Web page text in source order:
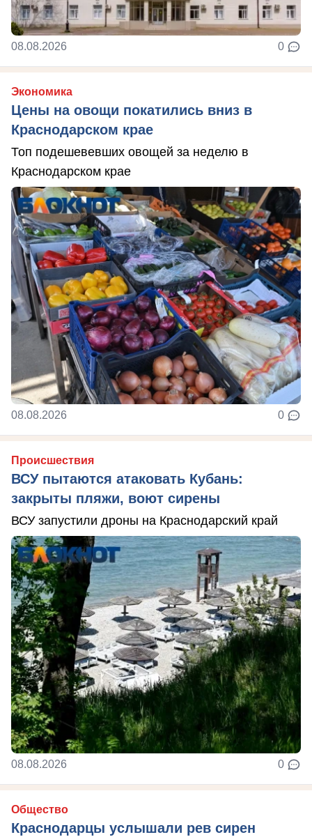
08.08.2026 0
Экономика
Цены на овощи покатились вниз в
Краснодарском крае
Топ подешевевших овощей за неделю в
Краснодарском крае
08.08.2026 0
Происшествия
ВСУ пытаются атаковать Кубань:
закрыты пляжи, воют сирены
ВСУ запустили дроны на Краснодарский край
08.08.2026 0
Общество
Краснодарцы услышали рев сирен